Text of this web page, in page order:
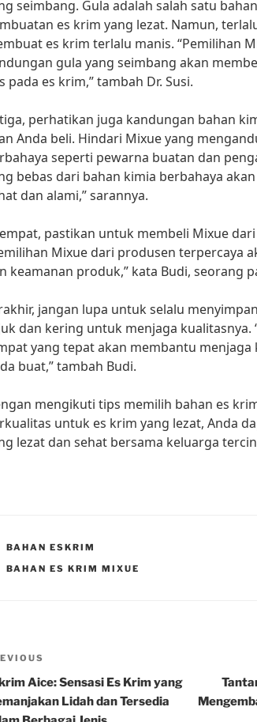
seimbang. Gula adalah salah satu
es krim yang lezat. Namun,
es krim terlalu manis. “Pemilihan
gula yang seimbang akan
pada es krim,” tambah Dr. Susi.
perhatikan juga kandungan bahan
Anda beli. Hindari Mixue yang
seperti pewarna buatan dan
bebas dari bahan kimia berbahaya
dan alami,” sarannya.
pastikan untuk membeli Mixue
Mixue dari produsen terpercaya
keamanan produk,” kata Budi, seorang
jangan lupa untuk selalu
dan kering untuk menjaga kualitasnya.
yang tepat akan membantu menjaga
buat,” tambah Budi.
mengikuti tips memilih bahan es
untuk es krim yang lezat, Anda
lezat dan sehat bersama keluarga
CATEGORIES
BAHAN ESKRIM
TAGS
BAHAN ES KRIM MIXUE
Aice: Sensasi Es Krim yang
Lidah dan Tersedia